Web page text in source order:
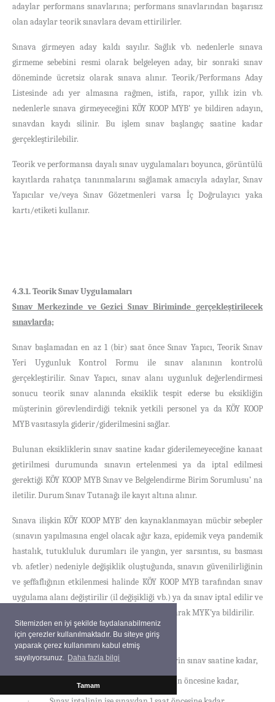
Sitemizden en iyi şekilde faydalanabilmeniz
için çerezler kullanılmaktadır. Bu siteye giriş
yaparak çerez kullanımını kabul etmiş
sayılıyorsunuz. Daha fazla bilgi
Tamam
adaylar performans sınavlarına; performans sınavlarından başarısız
olan adaylar teorik sınavlara devam ettirilirler.
Sınava girmeyen aday kaldı sayılır. Sağlık vb. nedenlerle sınava
girmeme sebebini resmi olarak belgeleyen aday, bir sonraki sınav
döneminde ücretsiz olarak sınava alınır. Teorik/Performans Aday
Listesinde adı yer almasına rağmen, istifa, rapor, yıllık izin vb.
nedenlerle sınava girmeyeceğini KÖY KOOP MYB’ ye bildiren adayın,
sınavdan kaydı silinir. Bu işlem sınav başlangıç saatine kadar
gerçekleştirilebilir.
Teorik ve performansa dayalı sınav uygulamaları boyunca, görüntülü
kayıtlarda rahatça tanınmalarını sağlamak amacıyla adaylar, Sınav
Yapıcılar ve/veya Sınav Gözetmenleri varsa İç Doğrulayıcı yaka
kartı/etiketi kullanır.
4.3.1. Teorik Sınav Uygulamaları
Sınav Merkezinde ve Gezici Sınav Biriminde gerçekleştirilecek
sınavlarda;
Sınav başlamadan en az 1 (bir) saat önce Sınav Yapıcı, Teorik Sınav
Yeri Uygunluk Kontrol Formu ile sınav alanının kontrolü
gerçekleştirilir. Sınav Yapıcı, sınav alanı uygunluk değerlendirmesi
sonucu teorik sınav alanında eksiklik tespit ederse bu eksikliğin
müşterinin görevlendirdiği teknik yetkili personel ya da KÖY KOOP
MYB vasıtasıyla giderir/giderilmesini sağlar.
Bulunan eksikliklerin sınav saatine kadar giderilemeyeceğine kanaat
getirilmesi durumunda sınavın ertelenmesi ya da iptal edilmesi
gerektiği KÖY KOOP MYB Sınav ve Belgelendirme Birim Sorumlusu’ na
iletilir. Durum Sınav Tutanağı ile kayıt altına alınır.
Sınava ilişkin KÖY KOOP MYB’ den kaynaklanmayan mücbir sebepler
(sınavın yapılmasına engel olacak ağır kaza, epidemik veya pandemik
hastalık, tutukluluk durumları ile yangın, yer sarsıntısı, su basması
vb. afetler) nedeniyle değişiklik oluştuğunda, sınavın güvenilirliğinin
ve şeffaflığının etkilenmesi halinde KÖY KOOP MYB tarafından sınav
uygulama alanı değiştirilir (il değişikliği vb.) ya da sınav iptal edilir ve
bu durum Sınav Tutanağı ile kayıt altına alınarak MYK’ya bildirilir.
Sınav organizasyonunda;
· Aday bildirimine ilişkin değişikliklerin sınav saatine kadar,
Sınav ili değişikliğinin sınavdan 1 gün öncesine kadar,